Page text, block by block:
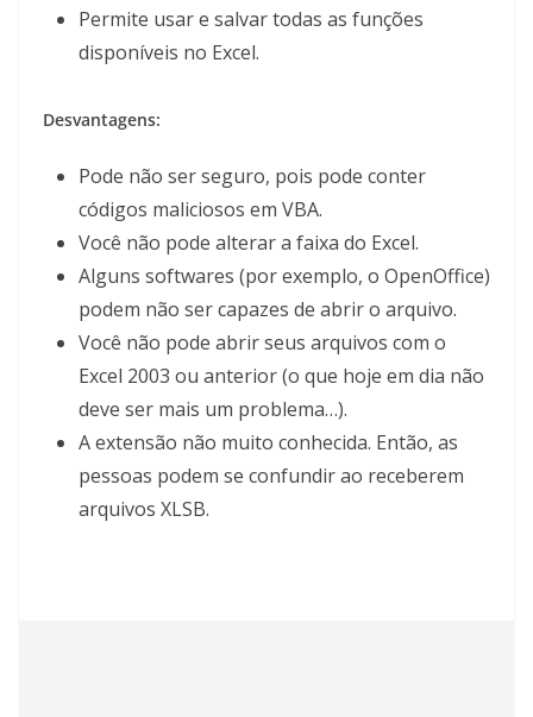
Permite usar e salvar todas as funções
disponíveis no Excel.
Desvantagens:
Pode não ser seguro, pois pode conter
códigos maliciosos em VBA.
Você não pode alterar a faixa do Excel.
Alguns softwares (por exemplo, o OpenOffice)
podem não ser capazes de abrir o arquivo.
Você não pode abrir seus arquivos com o
Excel 2003 ou anterior (o que hoje em dia não
deve ser mais um problema…).
A extensão não muito conhecida. Então, as
pessoas podem se confundir ao receberem
arquivos XLSB.